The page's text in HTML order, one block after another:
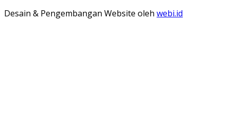
Desain & Pengembangan Website oleh webi.id